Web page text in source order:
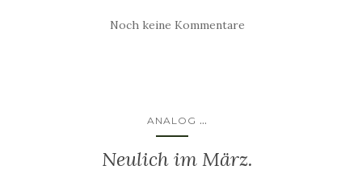
Noch keine Kommentare
ANALOG ...
Neulich im März.